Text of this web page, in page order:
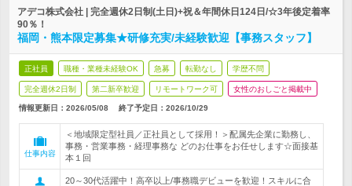
アデコ株式会社 | 完全週休2日制(土日)+祝＆年間休日124日/☆3年後定着率
90％！
福岡・熊本限定募集★研修充実/未経験歓迎【事務スタッフ】
正社員 職種・業種未経験OK 急募 転勤なし 学歴不問
完全週休2日制 第二新卒歓迎 リモートワーク可 女性のおしごと掲載中
情報更新日：2026/05/08 終了予定日： 2026/10/29
仕事内容
＜地域限定型社員／正社員として採用！＞配属先企業に勤務し、
事務・営業事務・経理事務な どのお仕事をお任せします☆面接基
本１回
20～30代活躍中！高卒以上/事務職デビューを歓迎！スキルに合